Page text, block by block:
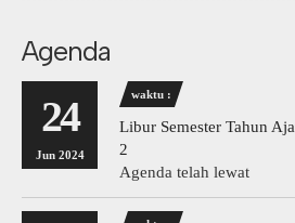
Agenda
24
Jun 2024
waktu :
Libur Semester Tahun
2
Agenda telah lewat